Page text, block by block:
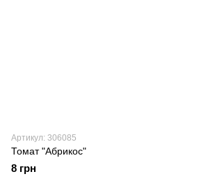
Артикул: 306085
Томат "Абрикос"
8 грн